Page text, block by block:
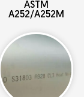
ASTM
A252/A252M